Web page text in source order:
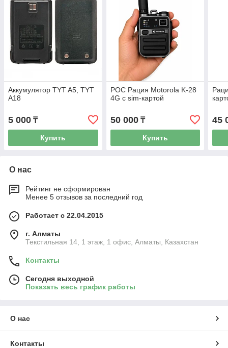
Аккумулятор TYT A5, TYT
A18
5 000 ₸
Купить
POC Рация Motorola K-28
4G с sim-картой
50 000₸
Купить
45
О нас
Рейтинг не сформирован
Менее 5 отзывов за последний год
Работает с 22.04.2015
г. Алматы
Текстильная 14, 1 этаж, 1 офис, Алматы, Казахстан
Контакты
Сегодня выходной
Показать весь график работы
О нас
Контакты